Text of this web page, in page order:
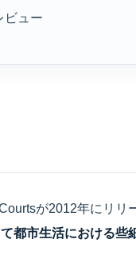
ビュー
が2012年にリリ
都市生活における些